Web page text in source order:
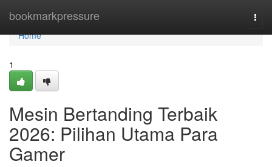
bookmarkpressure
Home
Home
1
Mesin Bertanding Terbaik
2026: Pilihan Utama Para
Gamer